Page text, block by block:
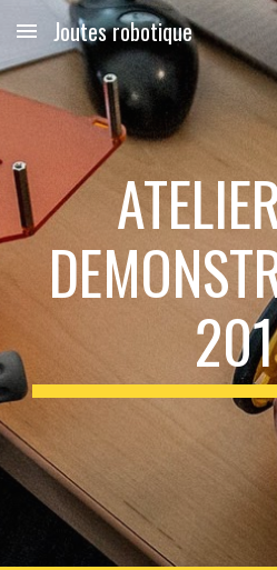
Skip to main content
Joutes robotique